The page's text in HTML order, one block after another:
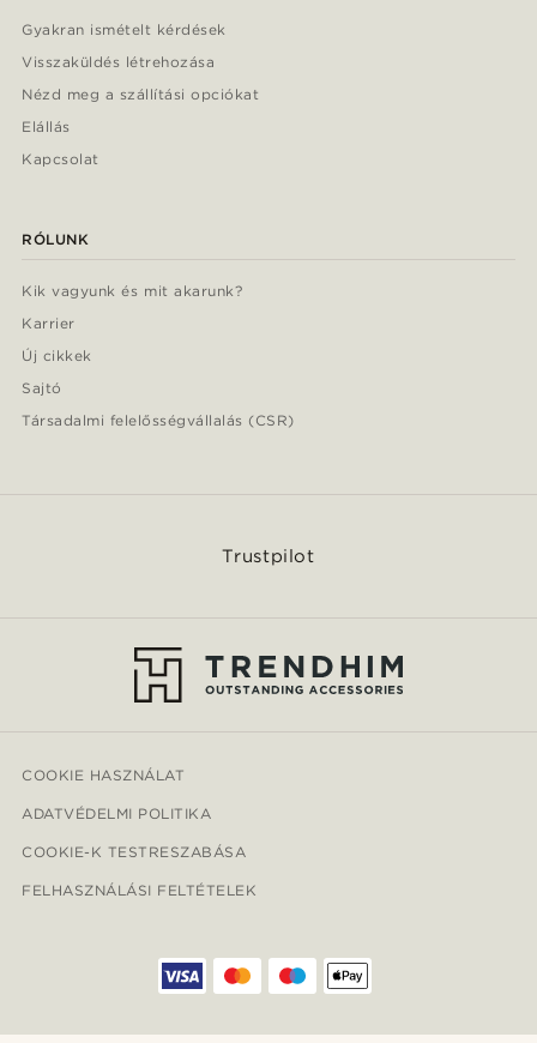
Gyakran ismételt kérdések
Visszaküldés létrehozása
Nézd meg a szállítási opciókat
Elállás
Kapcsolat
RÓLUNK
Kik vagyunk és mit akarunk?
Karrier
Új cikkek
Sajtó
Társadalmi felelősségvállalás (CSR)
Trustpilot
COOKIE HASZNÁLAT
ADATVÉDELMI POLITIKA
COOKIE-K TESTRESZABÁSA
FELHASZNÁLÁSI FELTÉTELEK